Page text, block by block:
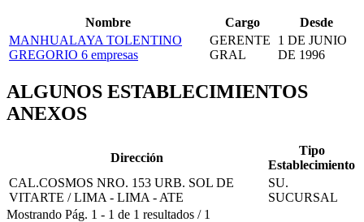
Nombre Cargo
Desde
MANHUALAYA TOLENTINO
GREGORIO 6 empresas
GERENTE
GRAL
1 DE JUNIO
DE 1996
ALGUNOS ESTABLECIMIENTOS
ANEXOS
Dirección
Tipo
Establecimiento
CAL.COSMOS NRO. 153 URB. SOL DE
VITARTE / LIMA - LIMA - ATE
SU.
SUCURSAL
Mostrando Pág. 1 - 1 de 1 resultados / 1